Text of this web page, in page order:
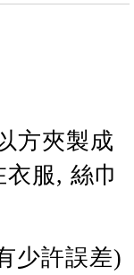
方夾製成
服, 絲巾
少許誤差)